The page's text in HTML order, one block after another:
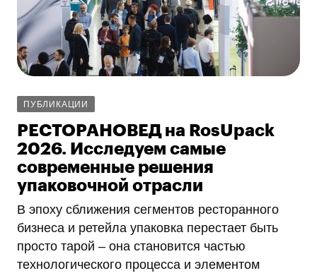
ПУБЛИКАЦИИ
РЕСТОРАНОВЕД на RosUpack
2026. Исследуем самые
современные решения
упаковочной отрасли
В эпоху сближения сегментов ресторанного
бизнеса и ретейла упаковка перестает быть
просто тарой – она становится частью
технологического процесса и элементом